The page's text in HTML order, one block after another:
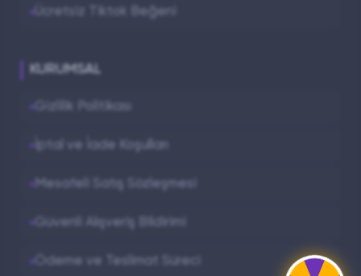
Ücretsiz Tiktok Beğeni
KURUMSAL
Gizlilik Politikası
İptal ve İade Koşulları
Mesafeli Satış Sözleşmesi
Güvenli Alışveriş Bildirimi
Ödeme ve Teslimat Süreci